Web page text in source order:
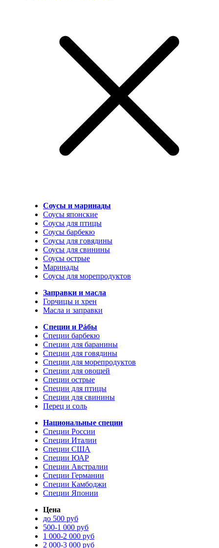
Соусы и маринады
Соусы японские
Соусы для птицы
Соусы барбекю
Соусы для говядины
Соусы для свинины
Соусы острые
Маринады
Соусы для морепродуктов
Заправки и масла
Горчицы и хрен
Масла и заправки
Специи и Рáбы
Специи барбекю
Специи для баранины
Специи для говядины
Специи для морепродуктов
Специи для овощей
Специи острые
Специи для птицы
Специи для свинины
Перец и соль
Национальные специи
Специи России
Специи Италии
Специи США
Специи ЮАР
Специи Австралии
Специи Германии
Специи Камбоджи
Специи Японии
Цена
до 500 руб
500-1 000 руб
1 000-2 000 руб
2 000-3 000 руб